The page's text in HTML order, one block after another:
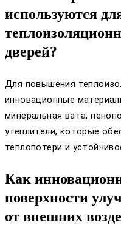
используются
дверей?
Для повышения
инновационные
минеральная вата,
утеплители, которые
теплопотери и
Как
поверхности
от внешних